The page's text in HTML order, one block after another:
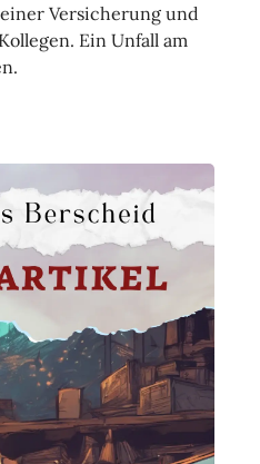
Versicherung und
Ein Unfall am